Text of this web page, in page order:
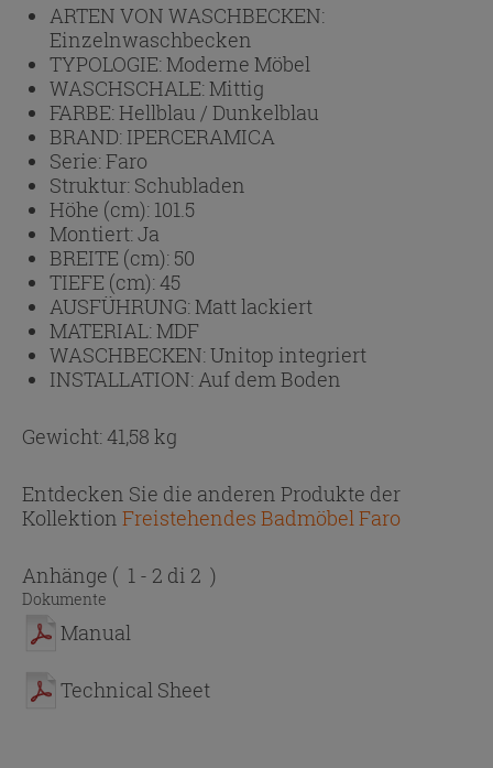
ARTEN VON WASCHBECKEN:
Einzelnwaschbecken
TYPOLOGIE:Moderne Möbel
WASCHSCHALE:Mittig
FARBE:Hellblau / Dunkelblau
BRAND: IPERCERAMICA
Serie:Faro
Struktur: Schubladen
Höhe (cm): 101.5
Montiert:Ja
BREITE (cm): 50
TIEFE (cm):45
AUSFÜHRUNG:Matt lackiert
MATERIAL:MDF
WASCHBECKEN:Unitop integriert
INSTALLATION:Auf dem Boden
Gewicht: 41,58 kg
Entdecken Sie die anderen Produkte der
Kollektion Freistehendes Badmöbel Faro
Anhänge ( 1 - 2 di 2 )
Dokumente
Manual
Technical Sheet